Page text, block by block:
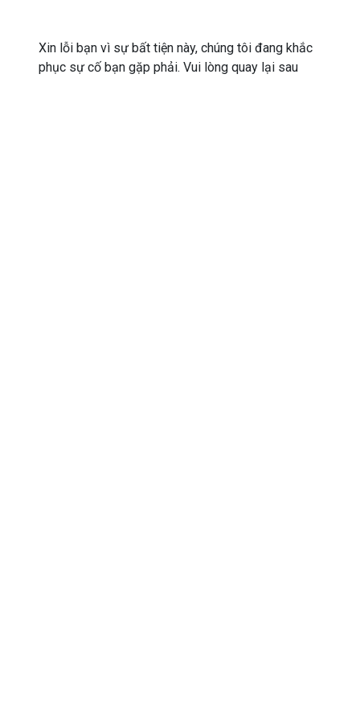
Xin lỗi bạn vì sự bất tiện này, chúng tôi đang khắc
phục sự cố bạn gặp phải. Vui lòng quay lại sau